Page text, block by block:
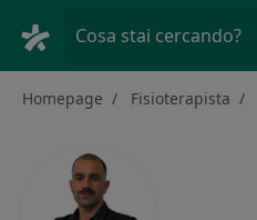
Cosa stai cercando?
Homepage Fisioterapista